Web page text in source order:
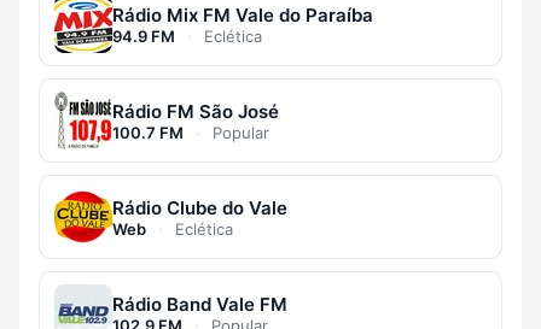
Rádio Mix FM Vale do Paraíba
94.9 FM · Eclética
Rádio FM São José
100.7 FM · Popular
Rádio Clube do Vale
Web · Eclética
Rádio Band Vale FM
102.9 FM · Popular